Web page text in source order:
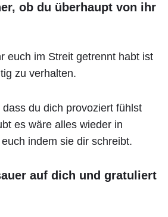
ob du überhaupt von ihr
euch im Streit getrennt habt ist
zu verhalten.
du dich provoziert fühlst
es wäre alles wieder in
indem sie dir schreibt.
auf dich und gratuliert